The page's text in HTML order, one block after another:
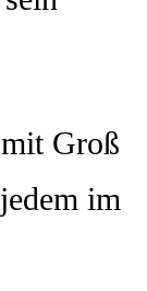
Groß
im